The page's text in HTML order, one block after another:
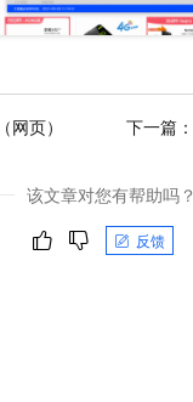
网页） 下一篇：
该文章对您有帮助吗？
反馈